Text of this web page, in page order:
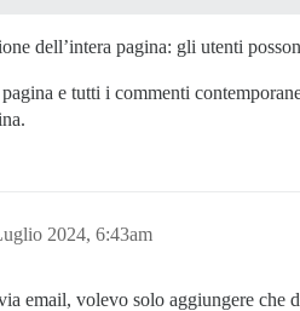
dell’intera pagina: gli utenti
e tutti i commenti
2024, 6:43am
email, volevo solo aggiungere che